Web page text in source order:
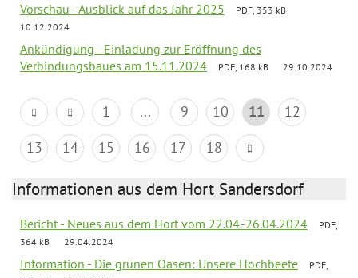
Vorschau - Ausblick auf das Jahr 2025
PDF, 353 kB
10.12.2024
Ankündigung - Einladung zur Eröffnung des
Verbindungsbaues am 15.11.2024
PDF, 168 kB 29.10.2024
1 ... 9 10 11
12
13
14 15 16 17 18
Informationen aus dem Hort Sandersdorf
Bericht - Neues aus dem Hort vom 22.04.-26.04.2024
PDF,
364 kB
29.04.2024
Information - Die grünen Oasen: Unsere Hochbeete
PDF,